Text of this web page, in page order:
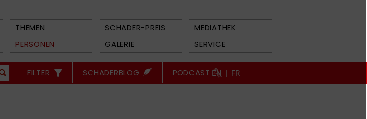
THEMEN SCHADER-PREIS
MEDIATHEK
PERSONEN GALERIE SERVICE
FILTER SCHADERBLOG PODCAST EN | FR